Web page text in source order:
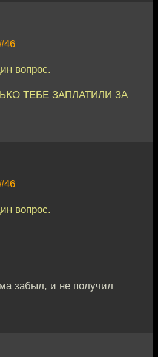
вопрос.
ТЕБЕ ЗАПЛАТИЛИ ЗА
вопрос.
забыл, и не получил